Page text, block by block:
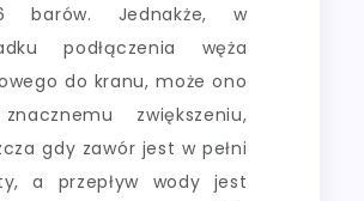
barów. Jednakże, w
podłączenia węża
do kranu, może ono
zwiększeniu,
gdy zawór jest w pełni
a przepływ wody jest